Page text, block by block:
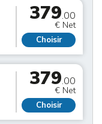
379.00
€ Net
Choisir
379.00
€ Net
Choisir